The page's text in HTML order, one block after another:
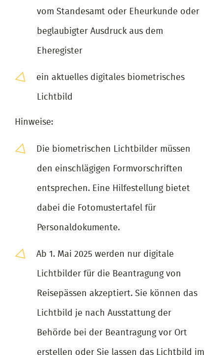
vom Standesamt oder Eheurkunde oder
beglaubigter Ausdruck aus dem
Eheregister
ein aktuelles digitales biometrisches
Lichtbild
Hinweise:
Die biometrischen Lichtbilder müssen
den einschlägigen Formvorschriften
entsprechen. Eine Hilfestellung bietet
dabei die Fotomustertafel für
Personaldokumente.
Ab 1. Mai 2025 werden nur digitale
Lichtbilder für die Beantragung von
Reisepässen akzeptiert. Sie können das
Lichtbild je nach Ausstattung der
Behörde bei der Beantragung vor Ort
erstellen oder Sie lassen das Lichtbild im